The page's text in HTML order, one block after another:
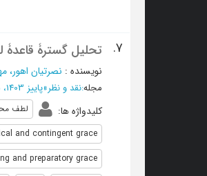
7. تحلیل گسترۀ
نویسنده : نصرتیان اهور،
مجله:نقد و نظر»پاییز 1403، سال بیست و نهم - شماره 3
کلیدواژه ها: لطف
and contingent grace
and preparatory grace